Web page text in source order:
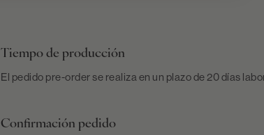
Tiempo de producción
El pedido pre-order se realiza en un plazo de 20 días
Confirmación pedido